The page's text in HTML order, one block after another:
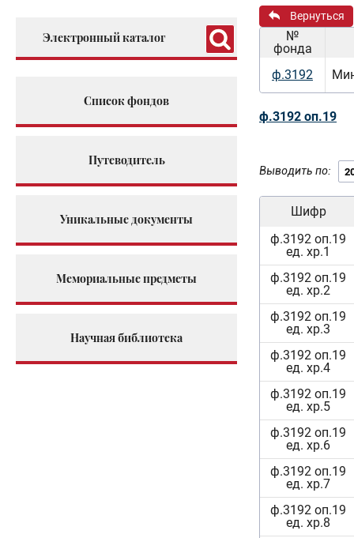
Электронный каталог
Список фондов
Путеводитель
Уникальные документы
Мемориальные предметы
Научная библиотека
Вернуться
№
фонда
ф.3192
ф.3192 оп.19
Выводить по:
Шифр
ф.3192 оп.19
ед. хр.1
ф.3192 оп.19
ед. хр.2
ф.3192 оп.19
ед. хр.3
ф.3192 оп.19
ед. хр.4
ф.3192 оп.19
ед. хр.5
ф.3192 оп.19
ед. хр.6
ф.3192 оп.19
ед. хр.7
ф.3192 оп.19
ед. хр.8